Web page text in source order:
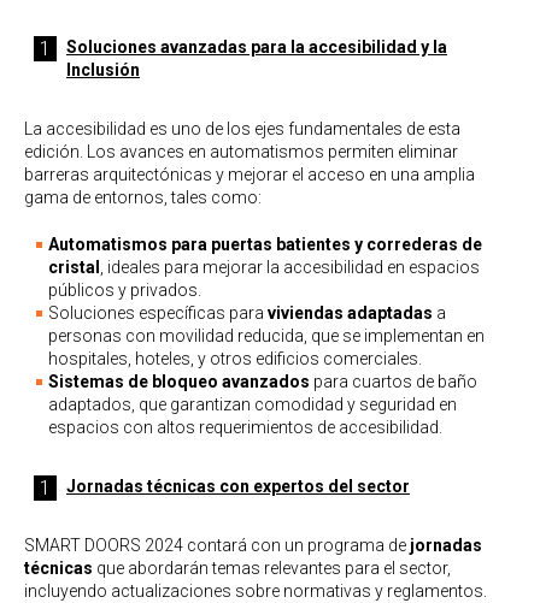
Soluciones avanzadas para la accesibilidad y la
Inclusión
La accesibilidad es uno de los ejes fundamentales de esta
edición. Los avances en automatismos permiten eliminar
barreras arquitectónicas y mejorar el acceso en una amplia
gama de entornos, tales como:
Automatismos para puertas batientes y correderas de
cristal
, ideales para mejorar la accesibilidad en espacios
públicos y privados.
Soluciones específicas para viviendas adaptadas a
personas con movilidad reducida, que se implementan en
hospitales, hoteles, y otros edificios comerciales.
Sistemas de bloqueo avanzados para cuartos de baño
adaptados, que garantizan comodidad y seguridad en
espacios con altos requerimientos de accesibilidad.
Jornadas técnicas con expertos del sector
SMART DOORS 2024 contará con un programa de jornadas
técnicas que abordarán temas relevantes para el sector,
incluyendo actualizaciones sobre normativas y reglamentos.